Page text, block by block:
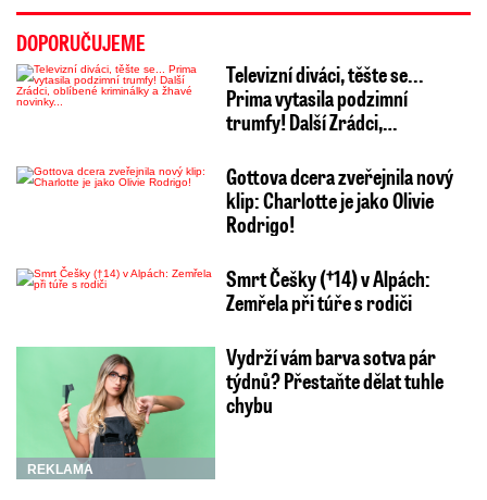
DOPORUČUJEME
Televizní diváci, těšte se...
Prima vytasila podzimní
trumfy! Další Zrádci,…
Gottova dcera zveřejnila nový
klip: Charlotte je jako Olivie
Rodrigo!
Smrt Češky (†14) v Alpách:
Zemřela při túře s rodiči
REKLAMA
Vydrží vám barva sotva pár
týdnů? Přestaňte dělat tuhle
chybu